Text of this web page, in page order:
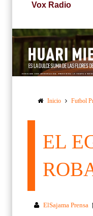
Vox Radio
Inicio Futbol
EL
ElSajama Prensa